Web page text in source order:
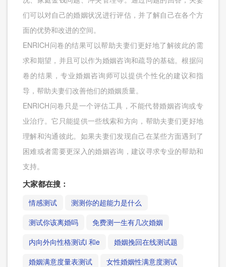
们可以对自己的婚姻状况进行评估，并了解自己在各个方
面的优势和改进的空间。
ENRICH问卷的结果可以帮助夫妻们更好地了解彼此的需
求和期望，并且可以作为婚姻咨询和疏导的基础。根据问
卷的结果，专业婚姻咨询师可以提供个性化的建议和指
导，帮助夫妻们改善他们的婚姻质量。
ENRICH问卷只是一个评估工具，不能代替婚姻咨询或专
业治疗。它只能提供一些线索和方向，帮助夫妻们更好地
理解和沟通彼此。如果夫妻们发现自己在某些方面遇到了
困难或者需要更深入的婚姻咨询，建议寻求专业的帮助和
支持。
大家都在搜：
情感测试
测测你的超能力是什么
测试你该离婚吗
免费测一生有几次婚姻
内向外向性格测试i 和e
婚姻挽回在线测试题
婚姻满意度量表测试
女性婚姻性满意度测试